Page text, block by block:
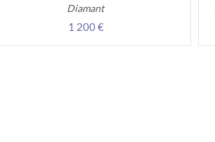
Diamant
1 200 €